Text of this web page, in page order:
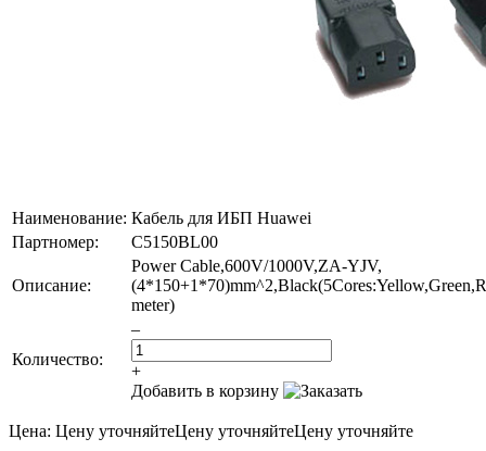
Наименование: Кабель для ИБП Huawei
Партномер:
C5150BL00
Описание:
Power Cable,600V/1000V,ZA-YJV,
meter)
Количество:
–
+
Добавить в корзину
Цена: Цену уточняйтеЦену уточняйтеЦену уточняйте